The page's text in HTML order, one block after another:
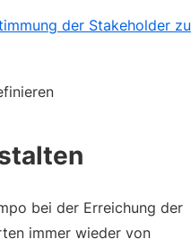
der Stakeholder zu
bei der Erreichung der
immer wieder von